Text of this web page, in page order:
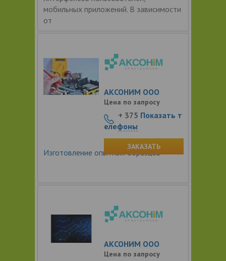
мобильных приложений. В зависимости
от
Изготовление опытных образцов
АКСОНИМ ООО
Цена по запросу
+ 375 Показать т
елефоны
ЗАКАЗАТЬ
АКСОНИМ ООО
Цена по запросу